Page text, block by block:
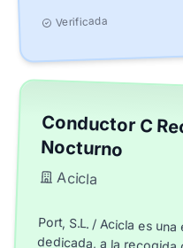
Verificada
Conductor C
Nocturno
Acicla
Port, S.L. / Acicla es una empresa de transporte
dedicada, a la recogida de residuos en la Comunidad